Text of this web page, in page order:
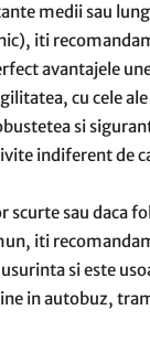
medii sau
iti
avantajele
cu cele
si
indiferent de
scurte sau daca
iti
usurinta si este
in autobuz,